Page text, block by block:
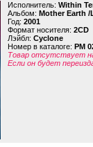
Исполнитель: Within
Альбом: Mother Earth /
Год: 2001
Формат носителя: 2CD
Лэйбл: Cyclone
Номер в каталоге: PM
Товар отсутствует
Если он будет